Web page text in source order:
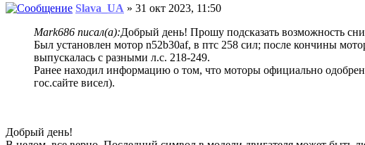
Slava_UA » 31 окт 2023, 11:50
Mark686 писал(а):Добрый день! Прошу подсказать возможность
Был установлен мотор n52b30af, в птс 258 сил; после кончины
выпускалась с разными л.с. 218-249.
Ранее находил информацию о том, что моторы официально
гос.сайте висел).
Добрый день!